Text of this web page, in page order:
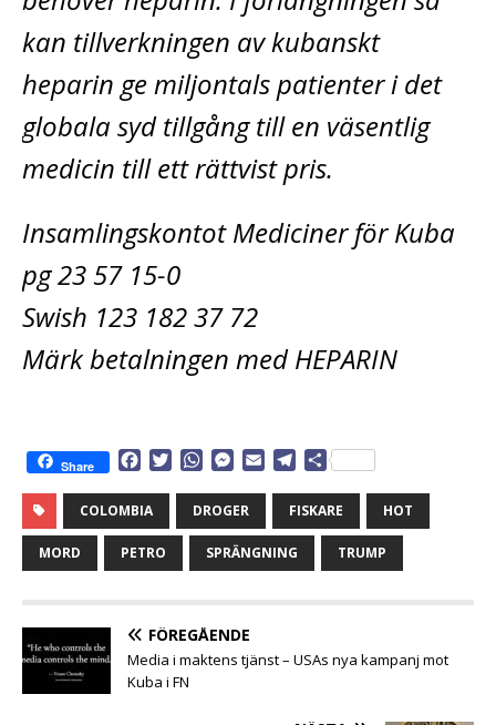
kan tillverkningen av kubanskt
heparin ge miljontals patienter i det
globala syd tillgång till en väsentlig
medicin till ett rättvist pris.
Insamlingskontot Mediciner för Kuba
pg 23 57 15-0
Swish 123 182 37 72
Märk betalningen med HEPARIN
Share
c
e
b
o
t
e
W
a
t
s
A
M
s
s
e
n
r
i
l
l
e
g
r
D
l
a
COLOMBIA DROGER FISKARE HOT
MORD PETRO SPRÄNGNING TRUMP
FÖREGÅENDE
Media i maktens tjänst – USAs nya kampanj mot
Kuba i FN